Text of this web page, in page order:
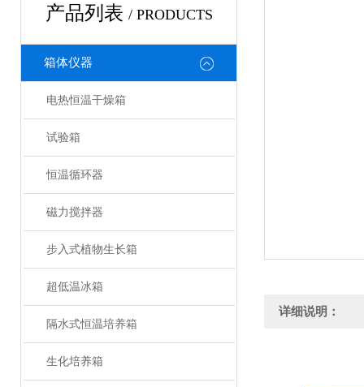
产品列表 / PRODUCTS
箱体仪器
电热恒温干燥箱
试验箱
恒温循环器
磁力搅拌器
步入式植物生长箱
超低温冰箱
隔水式恒温培养箱
生化培养箱
详细说明：